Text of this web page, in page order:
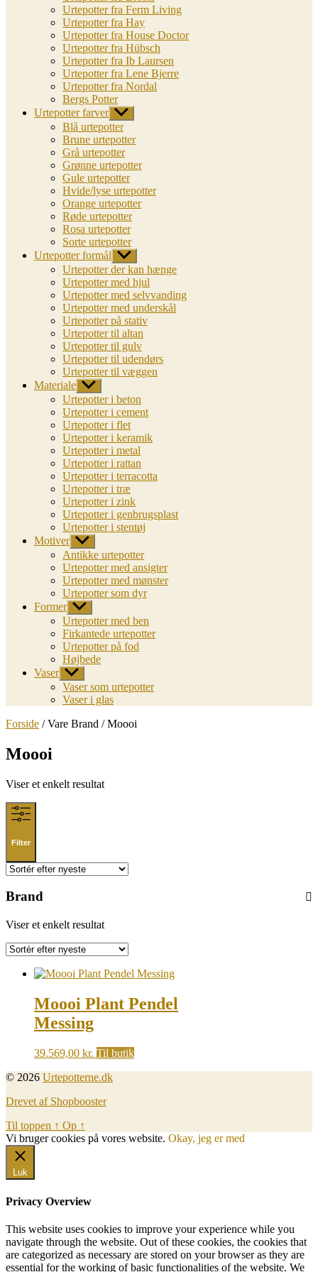
Urtepotter fra Ferm Living
Urtepotter fra Hay
Urtepotter fra House Doctor
Urtepotter fra Hübsch
Urtepotter fra Ib Laursen
Urtepotter fra Lene Bjerre
Urtepotter fra Nordal
Bergs Potter
Urtepotter farver Vis
undermenu
Blå urtepotter
Brune urtepotter
Grå urtepotter
Grønne urtepotter
Gule urtepotter
Hvide/lyse urtepotter
Orange urtepotter
Røde urtepotter
Rosa urtepotter
Sorte urtepotter
Urtepotter formål Vis
undermenu
Urtepotter der kan hænge
Urtepotter med hjul
Urtepotter med selvvanding
Urtepotter med underskål
Urtepotter på stativ
Urtepotter til altan
Urtepotter til gulv
Urtepotter til udendørs
Urtepotter til væggen
Materiale Vis
undermenu
Urtepotter i beton
Urtepotter i cement
Urtepotter i flet
Urtepotter i keramik
Urtepotter i metal
Urtepotter i rattan
Urtepotter i terracotta
Urtepotter i træ
Urtepotter i zink
Urtepotter i genbrugsplast
Urtepotter i stentøj
Motiver Vis
undermenu
Antikke urtepotter
Urtepotter med ansigter
Urtepotter med mønster
Urtepotter som dyr
Former Vis
undermenu
Urtepotter med ben
Firkantede urtepotter
Urtepotter på fod
Højbede
Vaser Vis
undermenu
Vaser som urtepotter
Vaser i glas
Forside / Vare Brand / Moooi
Moooi
Viser et enkelt resultat
Filter
Brand
Viser et enkelt resultat
Moooi Plant Pendel
Messing
39.569,00 kr. Til butik
© 2026 Urtepotterne.dk
Drevet af Shopbooster
Til toppen ↑ Op ↑
Vi bruger cookies på vores website. Okay, jeg er med
Luk
Privacy Overview
This website uses cookies to improve your experience while you
navigate through the website. Out of these cookies, the cookies that
are categorized as necessary are stored on your browser as they are
essential for the working of basic functionalities of the website. We